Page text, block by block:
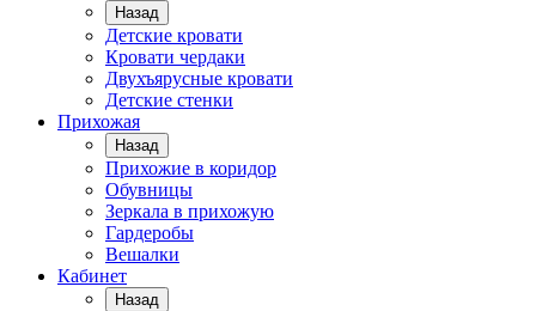
Назад
Детские кровати
Кровати чердаки
Двухъярусные кровати
Детские стенки
Прихожая
Назад
Прихожие в коридор
Обувницы
Зеркала в прихожую
Гардеробы
Вешалки
Кабинет
Назад